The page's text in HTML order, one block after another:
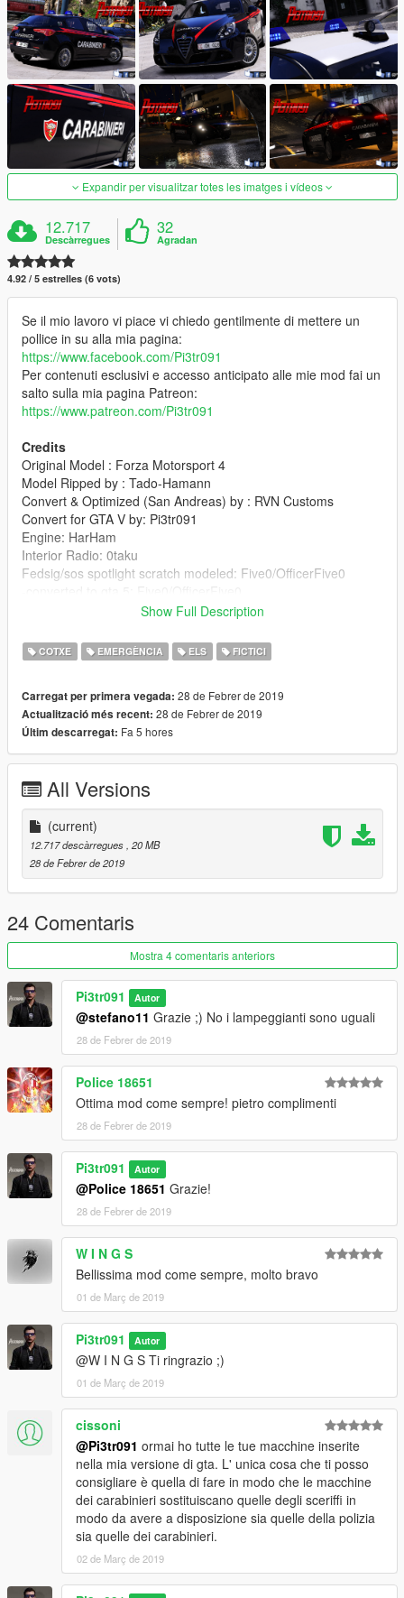
Expandir per visualitzar totes les imatges i vídeos
12.717
Descàrregues
32
Agradan
4.92 / 5 estrelles (6 vots)
Se il mio lavoro vi piace vi chiedo gentilmente di mettere un
pollice in su alla mia pagina:
https://www.facebook.com/Pi3tr091
Per contenuti esclusivi e accesso anticipato alle mie mod fai un
salto sulla mia pagina Patreon:
https://www.patreon.com/Pi3tr091
Credits
Original Model : Forza Motorsport 4
Model Ripped by : Tado-Hamann
Convert & Optimized (San Andreas) by : RVN Customs
Convert for GTA V by: Pi3tr091
Engine: HarHam
Interior Radio: 0taku
Fedsig/sos spotlight scratch modeled: Five0/OfficerFive0
Tutti i modelli da me caricati possono essere usati SOLO nel
chiedere a me.
Show Full Description
COTXE EMERGÈNCIA ELS FICTICI
Carregat per primera vegada: 28 de Febrer de 2019
Actualització més recent: 28 de Febrer de 2019
Últim descarregat: Fa 5 hores
All Versions
(current)
12.717 descàrregues , 20 MB
28 de Febrer de 2019
24 Comentaris
Mostra 4 comentaris anteriors
Pi3tr091 Autor
@stefano11 Grazie ;) No i lampeggianti sono uguali
28 de Febrer de 2019
Police 18651
Ottima mod come sempre! pietro complimenti
28 de Febrer de 2019
Pi3tr091 Autor
@Police 18651 Grazie!
28 de Febrer de 2019
W I N G S
Bellissima mod come sempre, molto bravo
01 de Març de 2019
Pi3tr091 Autor
@W I N G S Ti ringrazio ;)
01 de Març de 2019
cissoni
@Pi3tr091 ormai ho tutte le tue macchine inserite
nella mia versione di gta. L' unica cosa che ti posso
consigliare è quella di fare in modo che le macchine
dei carabinieri sostituiscano quelle degli sceriffi in
modo da avere a disposizione sia quelle della polizia
sia quelle dei carabinieri.
02 de Març de 2019